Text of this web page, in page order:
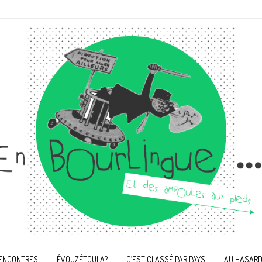
ÉVOUZÉTOULA? C’EST CLASSÉ PAR PAYS AU